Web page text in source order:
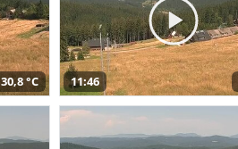
30,8 °C 11:46